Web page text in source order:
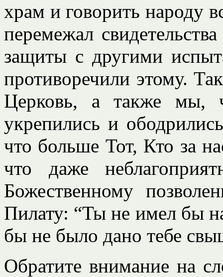
храм и говорить народу
перемежал
защиты с другими
противоречили этому.
Церковь, а также мы,
укрепились и
что больше Тот, Кто за
что даже
Божественному
Пилату: “Ты не имел бы
бы не было дано тебе
Обратите внимание на